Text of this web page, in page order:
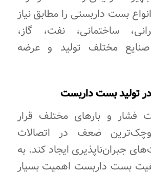
بست داربستی را مطابق نیاز
ساختمانی، نفت، گاز،
مختلف تولید و عرضه
تولید بست داربست
فشار و بارهای مختلف قرار
ضعف در اتصالات
جبران‌ناپذیری ایجاد کند. به
بست داربست اهمیت بسیار